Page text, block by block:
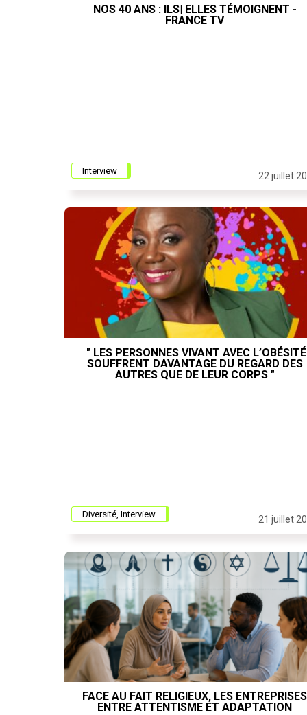
NOS 40 ANS : ILS| ELLES TÉMOIGNENT -
FRANCE TV
Interview 22 juillet
" LES PERSONNES VIVANT AVEC L’OBÉSITÉ
SOUFFRENT DAVANTAGE DU REGARD DES
AUTRES QUE DE LEUR CORPS "
Diversité, Interview 21 juillet
FACE AU FAIT RELIGIEUX, LES ENTREPRISES
ENTRE ATTENTISME ET ADAPTATION